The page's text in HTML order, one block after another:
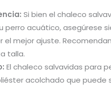
Si bien el chaleco
perro acuático, asegúrese
mejor ajuste.
talla.
El chaleco salvavidas para
acolchado que puede